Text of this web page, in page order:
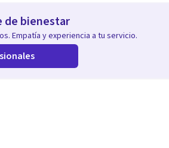
de bienestar
Empatía y experiencia a tu servicio.